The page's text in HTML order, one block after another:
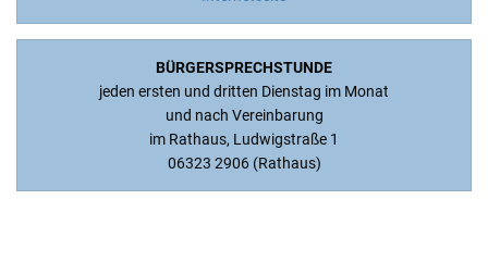
BÜRGERSPRECHSTUNDE
jeden ersten und dritten Dienstag im Monat
und nach Vereinbarung
im Rathaus, Ludwigstraße 1
06323 2906 (Rathaus)